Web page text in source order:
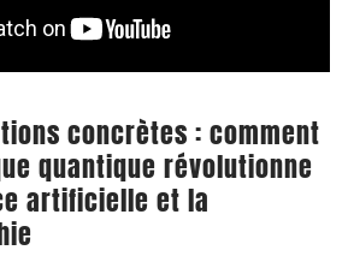
concrètes : comment
quantique révolutionne
artificielle et la